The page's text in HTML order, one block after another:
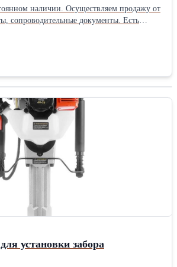
наличии. Осуществляем продажу от
сопроводительные документы. Есть
информацию Вы можете на нашем сайте
свой заказ на почту zakaz@pt096.ru
установки забора